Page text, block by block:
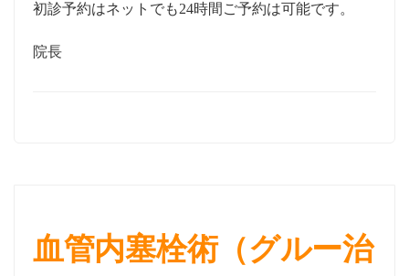
初診予約はネットでも24時間ご予約は可能です。
院長
血管内塞栓術（グルー治